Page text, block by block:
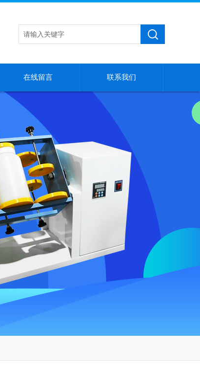
在线留言 联系我们